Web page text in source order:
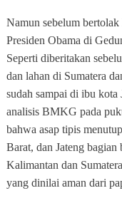
Namun sebelum
Presiden Obama di
Seperti diberitakan
dan lahan di Sumatera
sudah sampai di ibu kota
analisis BMKG pada
bahwa asap tipis
Barat, ‎dan Jateng bagian
Kalimantan dan
yang dinilai aman dari